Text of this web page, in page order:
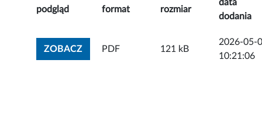
podgląd format rozmiar
data
dodania
ZOBACZZOBACZ ZAŁĄCZNIK
PDF 121 kB
2026-05-
10:21:06